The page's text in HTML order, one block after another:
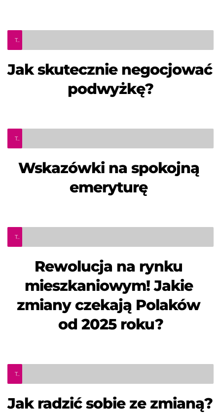
Teleinfo Pro Civium
Jak skutecznie negocjować
podwyżkę?
Teleinfo Pro Civium
Wskazówki na spokojną
emeryturę
Teleinfo Pro Civium
Rewolucja na rynku
mieszkaniowym! Jakie
zmiany czekają Polaków
od 2025 roku?
Teleinfo Pro Civium
Jak radzić sobie ze zmianą?